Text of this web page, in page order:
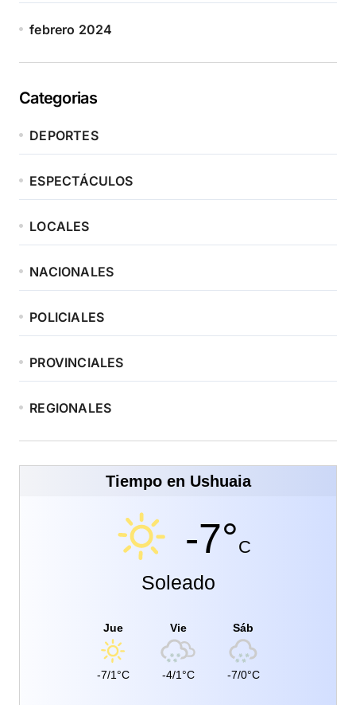
febrero 2024
Categorias
DEPORTES
ESPECTÁCULOS
LOCALES
NACIONALES
POLICIALES
PROVINCIALES
REGIONALES
Tiempo en Ushuaia
-7°C
Soleado
Jue
-7/1°C
Vie
-4/1°C
Sáb
-7/0°C